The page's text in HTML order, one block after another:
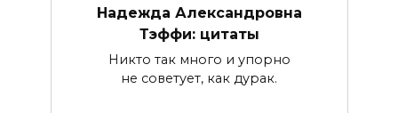
Надежда Александровна
Тэффи: цитаты
Никто так много и упорно
не советует, как дурак.